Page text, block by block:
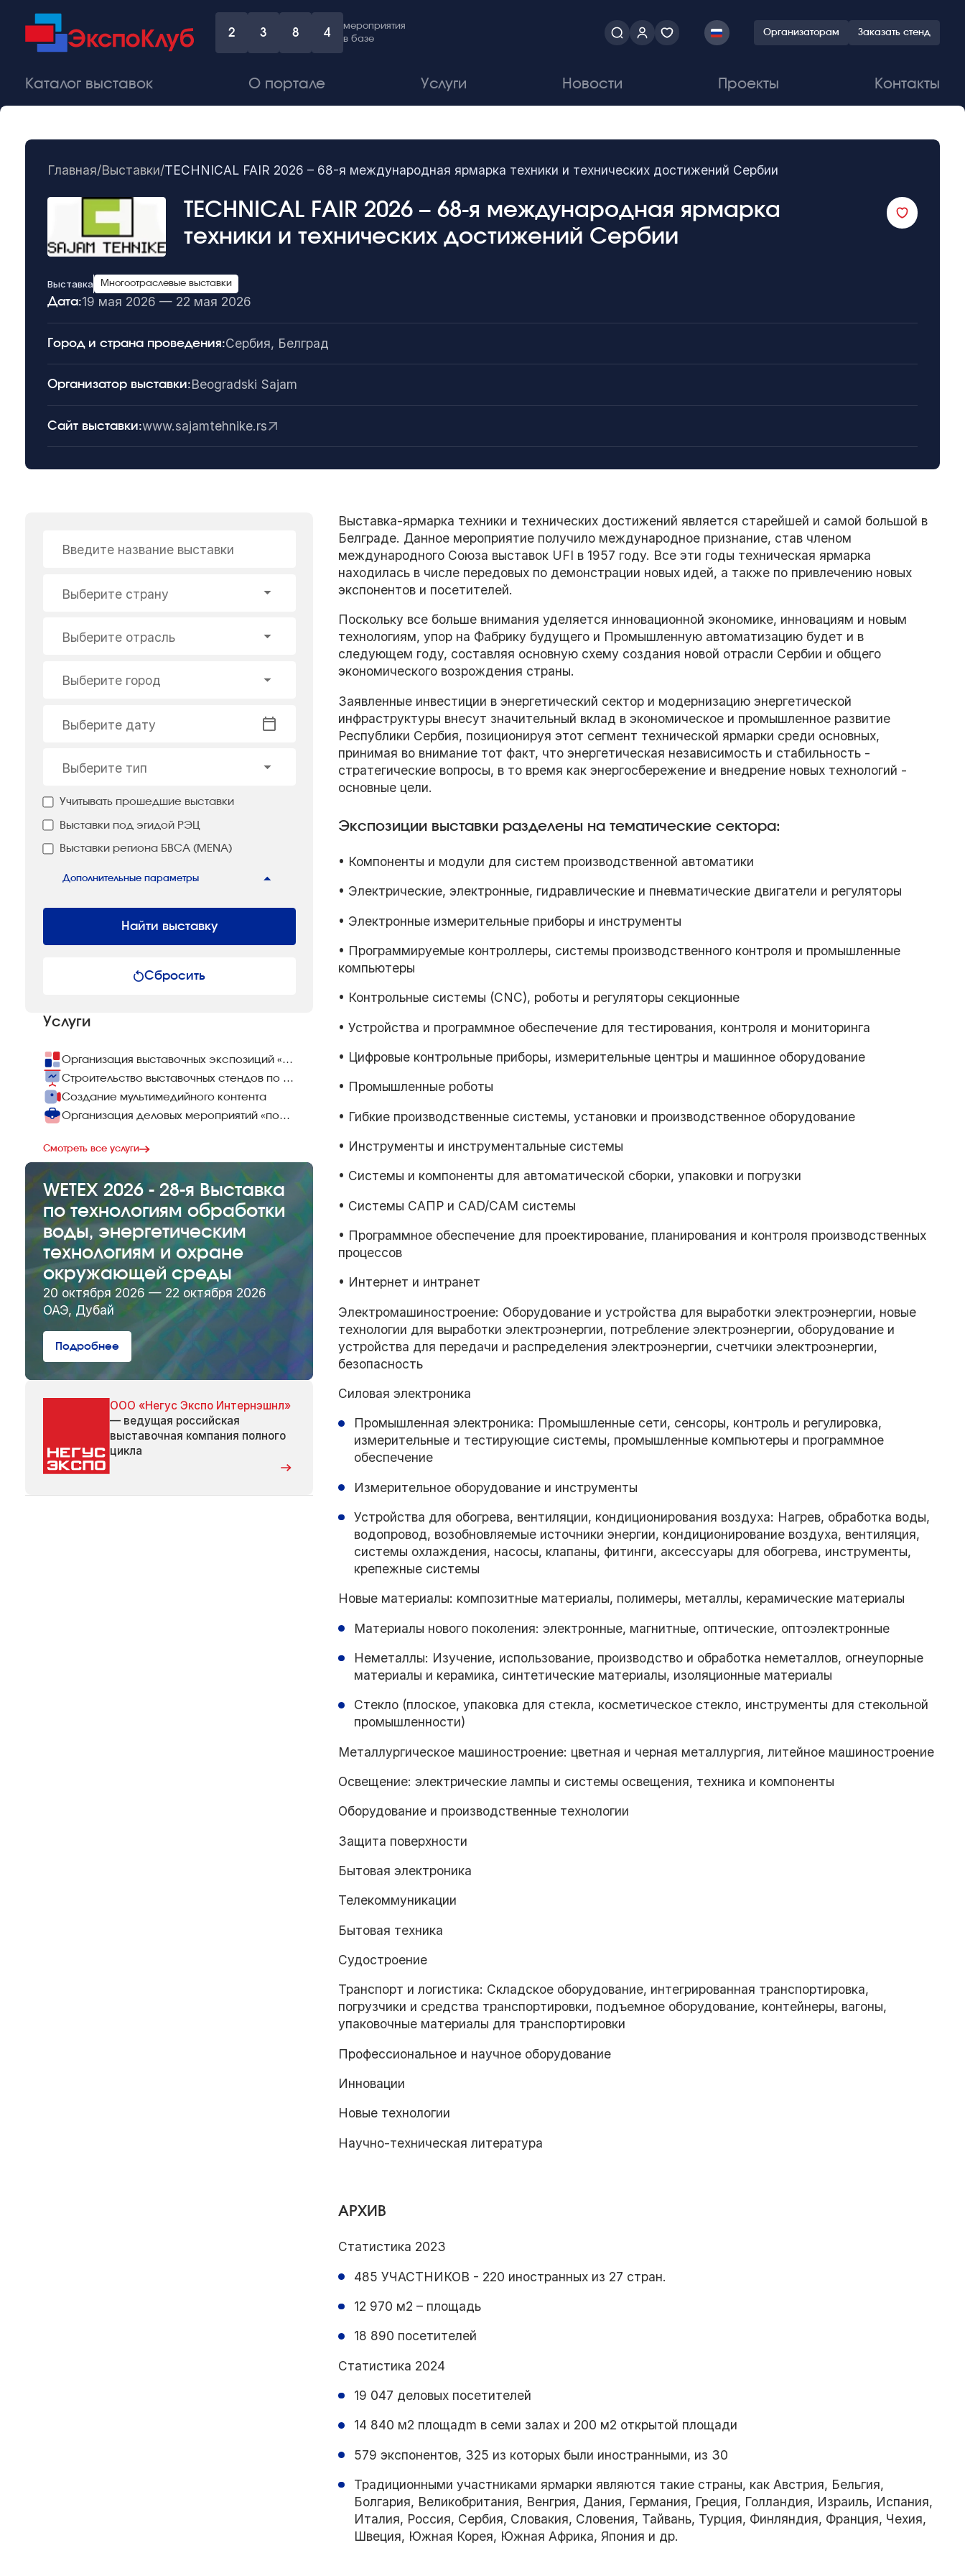
2 3 8 4
мероприятия
в базе
Организаторам Заказать стенд
Каталог выставок О портале Услуги Новости Проекты Контакты
Главная/Выставки/TECHNICAL FAIR 2026 – 68-я международная ярмарка техники и технических достижений Сербии
TECHNICAL FAIR 2026 – 68-я международная ярмарка
техники и технических достижений Сербии
Выставка Многоотраслевые выставки
Дата:19 мая 2026 — 22 мая 2026
Город и страна проведения:Сербия, Белград
Организатор выставки:Beogradski Sajam
Сайт выставки:www.sajamtehnike.rs
Введите название выставки
Выберите страну
Выберите отрасль
Выберите город
Выберите дату
Выберите тип
Учитывать прошедшие выставки
Выставки под эгидой РЭЦ
Выставки региона БВСА (MENA)
Дополнительные параметры
Найти выставку
Сбросить
Услуги
Организация выставочных экспозиций «под ключ»
Строительство выставочных стендов по всему миру
Создание мультимедийного контента
Организация деловых мероприятий «под ключ»
Смотреть все услуги
WETEX 2026 - 28-я Выставка
по технологиям обработки
воды, энергетическим
технологиям и охране
окружающей среды
20 октября 2026 — 22 октября 2026
ОАЭ, Дубай
Подробнее
ООО «Негус Экспо Интернэшнл»
— ведущая российская
выставочная компания полного
цикла
Выставка-ярмарка техники и технических достижений является старейшей и самой большой в
Белграде. Данное мероприятие получило международное признание, став членом
международного Союза выставок UFI в 1957 году. Все эти годы техническая ярмарка
находилась в числе передовых по демонстрации новых идей, а также по привлечению новых
экспонентов и посетителей.
Поскольку все больше внимания уделяется инновационной экономике, инновациям и новым
технологиям, упор на Фабрику будущего и Промышленную автоматизацию будет и в
следующем году, составляя основную схему создания новой отрасли Сербии и общего
экономического возрождения страны.
Заявленные инвестиции в энергетический сектор и модернизацию энергетической
инфраструктуры внесут значительный вклад в экономическое и промышленное развитие
Республики Сербия, позиционируя этот сегмент технической ярмарки среди основных,
принимая во внимание тот факт, что энергетическая независимость и стабильность -
стратегические вопросы, в то время как энергосбережение и внедрение новых технологий -
основные цели.
Экспозиции выставки разделены на тематические сектора:
• Компоненты и модули для систем производственной автоматики
• Электрические, электронные, гидравлические и пневматические двигатели и регуляторы
• Электронные измерительные приборы и инструменты
• Программируемые контроллеры, системы производственного контроля и промышленные
компьютеры
• Контрольные системы (CNC), роботы и регуляторы секционные
• Устройства и программное обеспечение для тестирования, контроля и мониторинга
• Цифровые контрольные приборы, измерительные центры и машинное оборудование
• Промышленные роботы
• Гибкие производственные системы, установки и производственное оборудование
• Инструменты и инструментальные системы
• Системы и компоненты для автоматической сборки, упаковки и погрузки
• Системы САПР и CAD/CAM системы
• Программное обеспечение для проектирование, планирования и контроля производственных
процессов
• Интернет и интранет
Электромашиностроение: Оборудование и устройства для выработки электроэнергии, новые
технологии для выработки электроэнергии, потребление электроэнергии, оборудование и
устройства для передачи и распределения электроэнергии, счетчики электроэнергии,
безопасность
Силовая электроника
Промышленная электроника: Промышленные сети, сенсоры, контроль и регулировка,
измерительные и тестирующие системы, промышленные компьютеры и программное
обеспечение
Измерительное оборудование и инструменты
Устройства для обогрева, вентиляции, кондиционирования воздуха: Нагрев, обработка воды,
водопровод, возобновляемые источники энергии, кондиционирование воздуха, вентиляция,
системы охлаждения, насосы, клапаны, фитинги, аксессуары для обогрева, инструменты,
крепежные системы
Новые материалы: композитные материалы, полимеры, металлы, керамические материалы
Материалы нового поколения: электронные, магнитные, оптические, оптоэлектронные
Неметаллы: Изучение, использование, производство и обработка неметаллов, огнеупорные
материалы и керамика, синтетические материалы, изоляционные материалы
Стекло (плоское, упаковка для стекла, косметическое стекло, инструменты для стекольной
промышленности)
Металлургическое машиностроение: цветная и черная металлургия, литейное машиностроение
Освещение: электрические лампы и системы освещения, техника и компоненты
Оборудование и производственные технологии
Защита поверхности
Бытовая электроника
Телекоммуникации
Бытовая техника
Судостроение
Транспорт и логистика: Складское оборудование, интегрированная транспортировка,
погрузчики и средства транспортировки, подъемное оборудование, контейнеры, вагоны,
упаковочные материалы для транспортировки
Профессиональное и научное оборудование
Инновации
Новые технологии
Научно-техническая литература
АРХИВ
Статистика 2023
485 УЧАСТНИКОВ - 220 иностранных из 27 стран.
12 970 м2 – площадь
18 890 посетителей
Статистика 2024
19 047 деловых посетителей
14 840 м2 площадm в семи залах и 200 м2 открытой площади
579 экспонентов, 325 из которых были иностранными, из 30
Традиционными участниками ярмарки являются такие страны, как Австрия, Бельгия,
Болгария, Великобритания, Венгрия, Дания, Германия, Греция, Голландия, Израиль, Испания,
Италия, Россия, Сербия, Словакия, Словения, Тайвань, Турция, Финляндия, Франция, Чехия,
Швеция, Южная Корея, Южная Африка, Япония и др.